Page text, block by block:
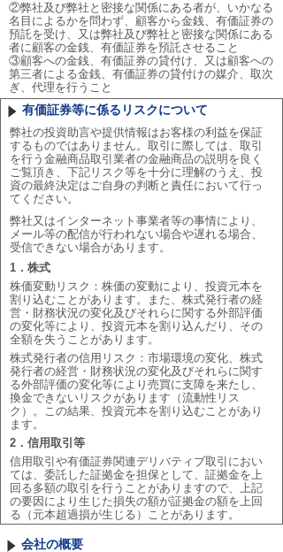
②弊社及び弊社と密接な関係にある者が、いかなる
名目によるかを問わず、顧客から金銭、有価証券の
預託を受け、又は弊社及び弊社と密接な関係にある
者に顧客の金銭、有価証券を預託させること
③顧客への金銭、有価証券の貸付け、又は顧客への
第三者による金銭、有価証券の貸付けの媒介、取次
ぎ、代理を行うこと
有価証券等に係るリスクについて
弊社の投資助言や提供情報はお客様の利益を保証
するものではありません。取引に際しては、取引
を行う金融商品取引業者の金融商品の説明を良く
ご覧頂き、下記リスク等を十分に理解のうえ、投
資の最終決定はご自身の判断と責任において行っ
てください。
弊社又はインターネット事業者等の事情により、
メール等の配信が行われない場合や遅れる場合、
受信できない場合があります。
1．株式
株価変動リスク：株価の変動により、投資元本を
割り込むことがあります。また、株式発行者の経
営・財務状況の変化及びそれらに関する外部評価
の変化等により、投資元本を割り込んだり、その
全額を失うことがあります。
株式発行者の信用リスク：市場環境の変化、株式
発行者の経営・財務状況の変化及びそれらに関す
る外部評価の変化等により売買に支障を来たし、
換金できないリスクがあります（流動性リス
ク）。この結果、投資元本を割り込むことがあり
ます。
2．信用取引等
信用取引や有価証券関連デリバティブ取引におい
ては、委託した証拠金を担保として、証拠金を上
回る多額の取引を行うことがありますので、上記
の要因により生じた損失の額が証拠金の額を上回
る（元本超過損が生じる）ことがあります。
会社の概要